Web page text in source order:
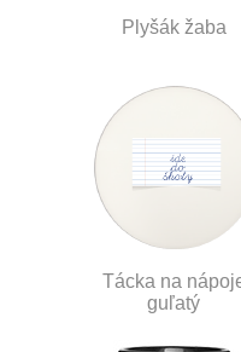
Plyšák žaba
Tácka na
guľatý